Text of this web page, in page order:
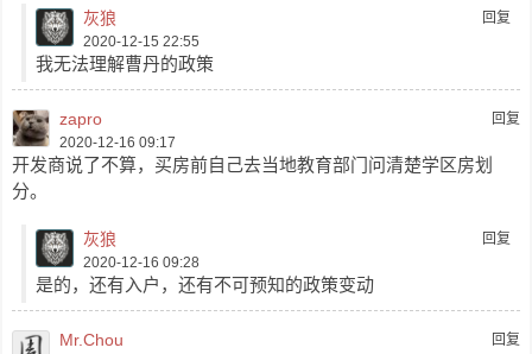
回复
灰狼
2020-12-15 22:55
我无法理解曹丹的政策
回复
zapro
2020-12-16 09:17
开发商说了不算，买房前自己去当地教育部门问清楚学区房划
分。
回复
灰狼
2020-12-16 09:28
是的，还有入户，还有不可预知的政策变动
回复
Mr.Chou